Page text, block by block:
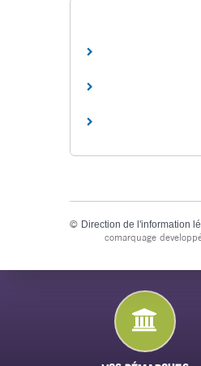
© Direction de l'information
comarquage